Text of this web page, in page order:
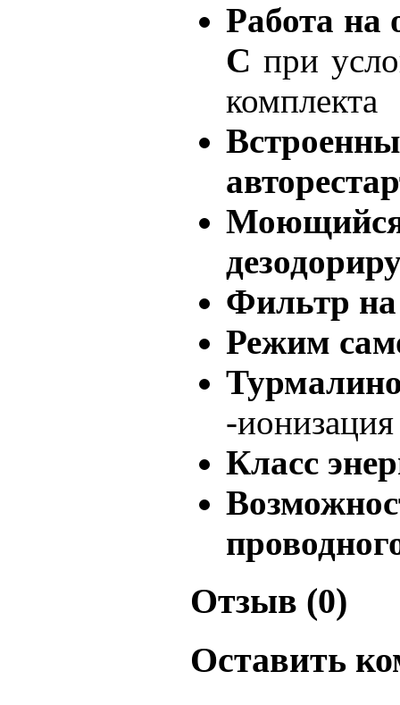
Работа на
С при
комплекта
Моющийся
Фильтр
Режим
-
Класс
Отзыв (0)
Оставить